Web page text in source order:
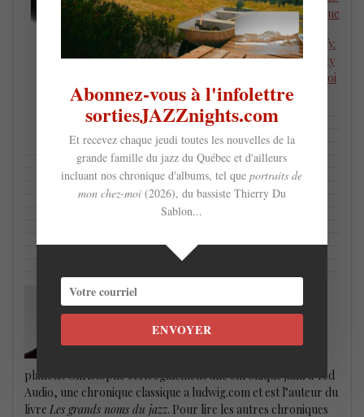
mireilleboilymusique
https://open.spotify.
com/album/1KENty
SMZ1AVVvppHC4oi
n
Christophe Rodriguez
Sous la fine plume de notre plus fidèle
chroniqueur, découvrez les meilleurs
planète. Christophe écrit également une chronique jazz a Ted
Audio, une chronique classique a ludwig.com et est l’auteur du
livre Les grands noms du jazz. Pour lire les autres chroniques
Abonnez-vous à l'infolettre
sortiesJAZZnights.com
Et recevez chaque jeudi toutes les nouvelles de la
grande famille du jazz du Québec et d'ailleurs
incluant nos chronique d'albums, tel queportraits de
mon chez-moi (2026), du bassiste Thierry Du
Sablon...
ENVOYER